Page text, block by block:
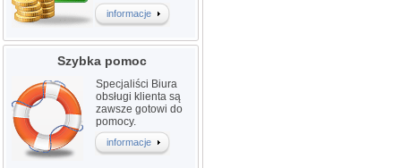
informacje
Szybka pomoc
Specjaliści Biura
obsługi klienta są
zawsze gotowi do
pomocy.
informacje